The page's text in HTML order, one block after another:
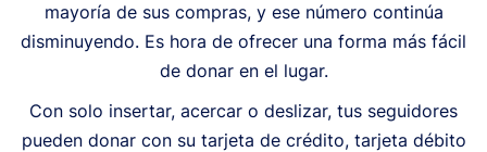
mayoría de sus compras, y ese número continúa
disminuyendo. Es hora de ofrecer una forma más fácil
de donar en el lugar.
Con solo insertar, acercar o deslizar, tus seguidores
pueden donar con su tarjeta de crédito, tarjeta débito